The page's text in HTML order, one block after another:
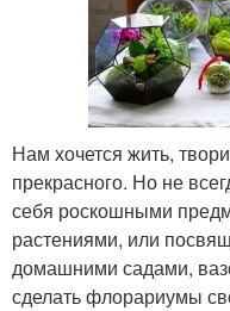
Нам хочется жить,
прекрасного. Но не
себя роскошными
растениями, или
домашними садами,
сделать флорариумы